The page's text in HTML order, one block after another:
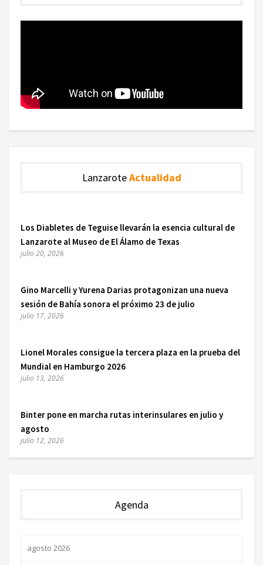
LanzaroteActualidad
Los Diabletes de Teguise llevarán la esencia cultural de
Lanzarote al Museo de El Álamo de Texas
julio 20, 2026
Gino Marcelli y Yurena Darias protagonizan una nueva
sesión de Bahía sonora el próximo 23 de julio
julio 17, 2026
Lionel Morales consigue la tercera plaza en la prueba del
Mundial en Hamburgo 2026
julio 13, 2026
Binter pone en marcha rutas interinsulares en julio y
agosto
julio 12, 2026
Agenda
agosto 2026